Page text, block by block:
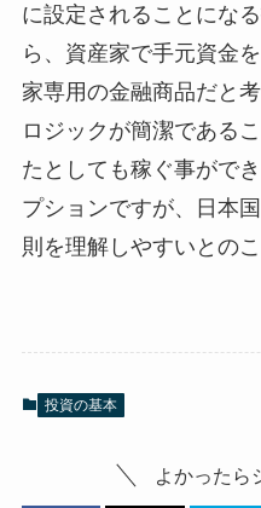
に設定されることにな
ら、資産家で手元資金
家専用の金融商品だと考
ロジックが簡潔である
たとしても稼ぐ事がで
プションですが、日本
則を理解しやすいとのこ
投資の基本
よかったら